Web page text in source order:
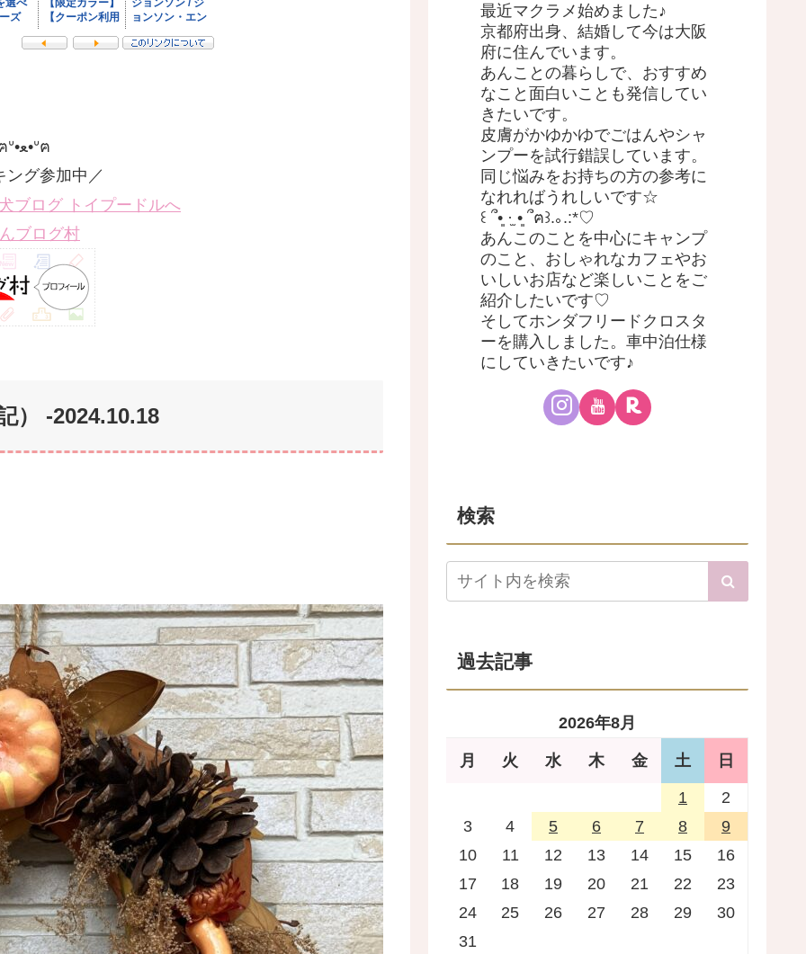
ฅᐡ•ﻌ•ᐡฅ
ング参加中／
ブログ村
） -2024.10.18
最近マクラメ始めました♪
京都府出身、結婚して今は大阪
府に住んでいます。
あんことの暮らしで、おすすめ
なこと面白いことも発信してい
きたいです。
皮膚がかゆかゆでごはんやシャ
ンプーを試行錯誤しています。
同じ悩みをお持ちの方の参考に
なれればうれしいです☆
꒰ ՞•͈ ·̫ •͈ ՞ฅ꒱.｡.:*♡
あんこのことを中心にキャンプ
のこと、おしゃれなカフェやお
いしいお店など楽しいことをご
紹介したいです♡
そしてホンダフリードクロスタ
ーを購入しました。車中泊仕様
にしていきたいです♪
検索
過去記事
2026年8月
月 火 水 木 金 土 日
1
2
3
4 5 6 7 8
9
10
11 12 13 14 15
16
17
18 19 20 21 22
23
24
25 26 27 28 29
30
31